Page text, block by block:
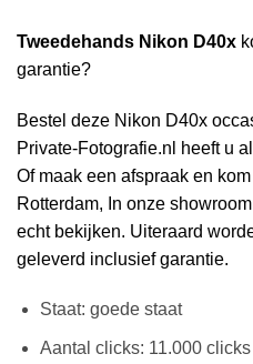
Tweedehands Nikon D40x
garantie?
Bestel deze Nikon D40x
Private-Fotografie.nl heeft u
Of maak een afspraak en
Rotterdam, In onze
echt bekijken. Uiteraard
geleverd inclusief garantie.
Staat: goede staat
Aantal clicks: 11.000 clicks